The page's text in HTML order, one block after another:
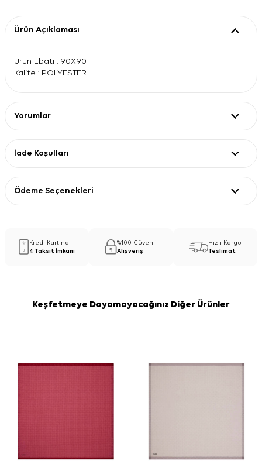
Ürün Açıklaması
Ürün Ebatı : 90X90
Kalite : POLYESTER
Yorumlar
İade Koşulları
Ödeme Seçenekleri
Kredi Kartına
4 Taksit İmkanı
%100 Güvenli
Alışveriş
Hızlı Kargo
Teslimat
Keşfetmeye Doyamayacağınız Diğer Ürünler